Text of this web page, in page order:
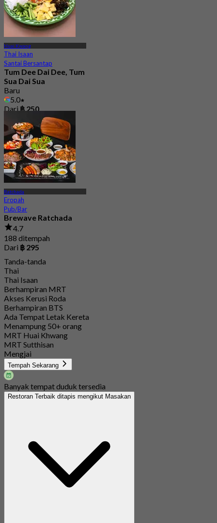
Huai Kwang
Thai Isaan
Santai Bersantap
Tum Dee Dai Dee, Tum
Sua Dai Sua
Baru
5.0
Dari฿ 250
Ratchada
Eropah
Pub/Bar
Brewave Ratchada
4.7
188 ditempah
Dari ฿ 295
Tanda-tanda
Thai
Thai Isaan
Berhampiran MRT
Akses Kerusi Roda
Berhampiran BTS
Ada Tempat Letak Kereta
Menampung 50+ orang
MRT Huai Khwang
MRT Sutthisan
Mengjai
Tempah Sekarang
Banyak tempat duduk tersedia
Restoran Terbaik ditapis mengikut Masakan